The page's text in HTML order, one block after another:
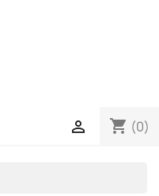
shopping_cart (0)
